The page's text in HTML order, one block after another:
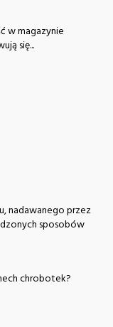
w magazynie
się...
nadawanego przez
sposobów
chrobotek?